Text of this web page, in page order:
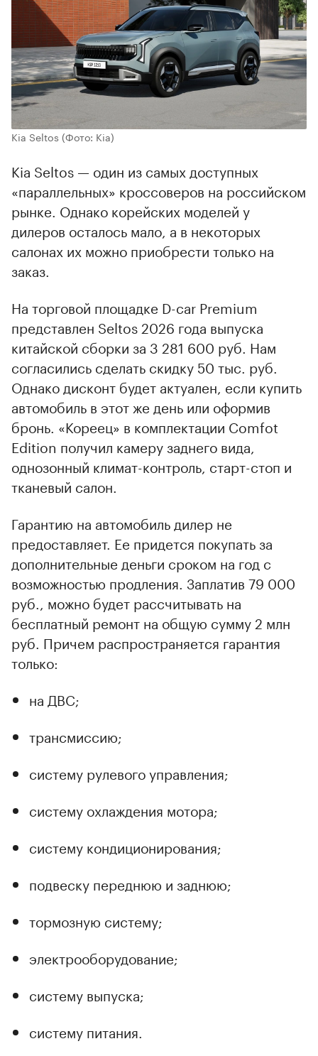
Kia Seltos (Фото: Kia)
Kia Seltos — один из самых доступных
«параллельных» кроссоверов на российском
рынке. Однако корейских моделей у
дилеров осталось мало, а в некоторых
салонах их можно приобрести только на
заказ.
На торговой площадке D-car Premium
представлен Seltos 2026 года выпуска
китайской сборки за 3 281 600 руб. Нам
согласились сделать скидку 50 тыс. руб.
Однако дисконт будет актуален, если купить
автомобиль в этот же день или оформив
бронь. «Кореец» в комплектации Comfot
Edition получил камеру заднего вида,
однозонный климат-контроль, старт-стоп и
тканевый салон.
Гарантию на автомобиль дилер не
предоставляет. Ее придется покупать за
дополнительные деньги сроком на год с
возможностью продления. Заплатив 79 000
руб., можно будет рассчитывать на
бесплатный ремонт на общую сумму 2 млн
руб. Причем распространяется гарантия
только:
на ДВС;
трансмиссию;
систему рулевого управления;
систему охлаждения мотора;
систему кондиционирования;
подвеску переднюю и заднюю;
тормозную систему;
электрооборудование;
систему выпуска;
систему питания.